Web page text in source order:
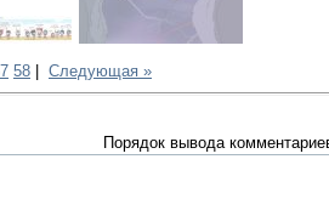
58 Следующая »
Порядок вывода